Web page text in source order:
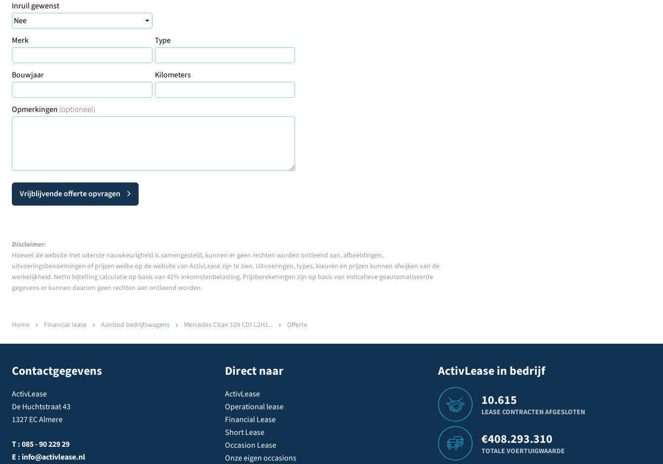
Inruil gewenst
Merk Type
Bouwjaar Kilometers
Opmerkingen (optioneel)
Vrijblijvende offerte opvragen
Disclaimer:
Hoewel de website met uiterste nauwkeurigheid is samengesteld, kunnen er geen rechten worden ontleend aan, afbeeldingen,
uitvoeringsbenoemingen of prijzen welke op de website van ActivLease zijn te zien. Uitvoeringen, types, kleuren en prijzen kunnen afwijken van de
werkelijkheid. Netto bijtelling calculatie op basis van 42% inkomstenbelasting. Prijsberekeningen zijn op basis van indicatieve geautomatiseerde
gegevens er kunnen daarom geen rechten aan ontleend worden.
Home Financial lease Aanbod bedrijfswagens Mercedes Citan 109 CDI L2H1... Offerte
Contactgegevens
ActivLease
De Huchtstraat 43
1327 EC Almere
T :085 - 90 229 29
E : info@activlease.nl
Direct naar
ActivLease
Operational lease
Financial Lease
Short Lease
Occasion Lease
Onze eigen occasions
ActivLease in bedrijf
10.615
LEASE CONTRACTEN AFGESLOTEN
€408.293.310
TOTALE VOERTUIGWAARDE